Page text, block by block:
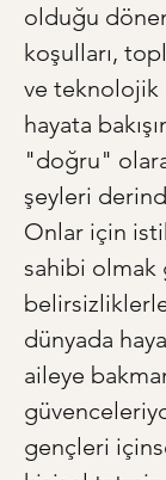
olduğu
koşulları,
ve teknolojik
hayata
"doğru"
şeyleri
Onlar için
sahibi olmak
dünyada
aileye
gençleri